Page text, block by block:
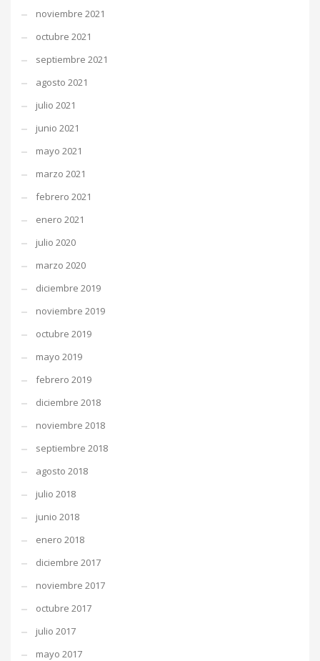
noviembre 2021
octubre 2021
septiembre 2021
agosto 2021
julio 2021
junio 2021
mayo 2021
marzo 2021
febrero 2021
enero 2021
julio 2020
marzo 2020
diciembre 2019
noviembre 2019
octubre 2019
mayo 2019
febrero 2019
diciembre 2018
noviembre 2018
septiembre 2018
agosto 2018
julio 2018
junio 2018
enero 2018
diciembre 2017
noviembre 2017
octubre 2017
julio 2017
mayo 2017